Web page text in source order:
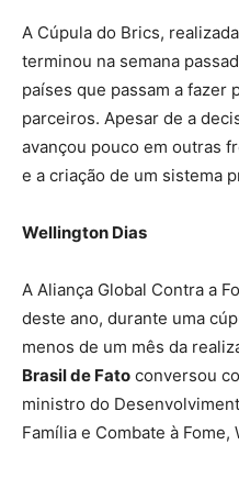
A Cúpula do Brics,
terminou na semana
países que passam a fazer
parceiros. Apesar de a
avançou pouco em outras
e a criação de um sistema
Wellington Dias
A Aliança Global Contra a
deste ano, durante uma
menos de um mês da
Brasil de Fato conversou
ministro do
Família e Combate à Fome,